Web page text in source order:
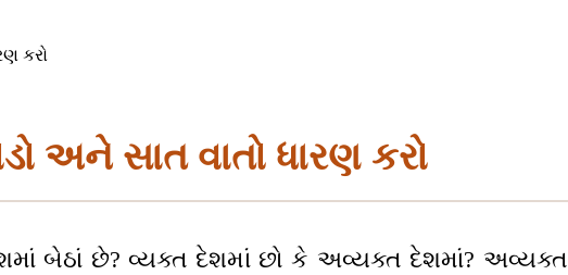
કરો
અને સાત વાતો ધારણ કરો
બેઠાં છે? વ્યક્ત દેશમાં છો કે અવ્યક્ત દેશમાં? અવ્યક્ત